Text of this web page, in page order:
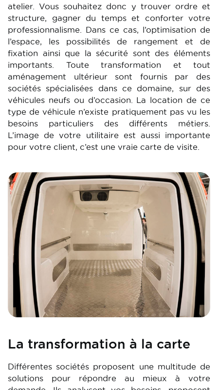
atelier. Vous souhaitez donc y trouver ordre et
structure, gagner du temps et conforter votre
professionnalisme. Dans ce cas, l’optimisation de
l’espace, les possibilités de rangement et de
fixation ainsi que la sécurité sont des éléments
importants. Toute transformation et tout
aménagement ultérieur sont fournis par des
sociétés spécialisées dans ce domaine, sur des
véhicules neufs ou d’occasion. La location de ce
type de véhicule n’existe pratiquement pas vu les
besoins particuliers des différents métiers.
L’image de votre utilitaire est aussi importante
pour votre client, c’est une vraie carte de visite.
Image
La transformation à la carte
Différentes sociétés proposent une multitude de
solutions pour répondre au mieux à votre